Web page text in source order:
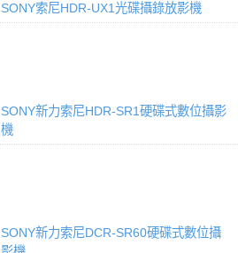
SONY索尼HDR-UX1光碟攝錄放影機
SONY新力索尼HDR-SR1硬碟式數位攝影
機
SONY新力索尼DCR-SR60硬碟式數位攝